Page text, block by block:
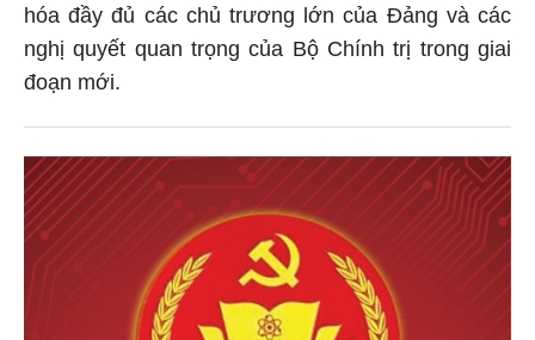
hóa đầy đủ các chủ trương lớn của Đảng và các
nghị quyết quan trọng của Bộ Chính trị trong giai
đoạn mới.